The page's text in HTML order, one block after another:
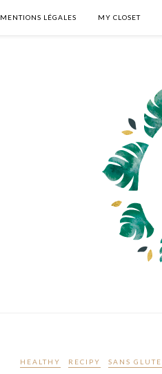
MENTIONS LÉGALES MY CLOSET
HEALTHY RECIPY SANS